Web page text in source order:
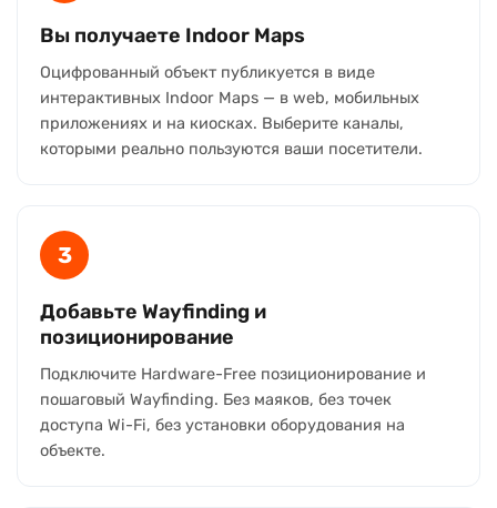
Вы получаете Indoor Maps
Оцифрованный объект публикуется в виде
интерактивных Indoor Maps — в web, мобильных
приложениях и на киосках. Выберите каналы,
которыми реально пользуются ваши посетители.
3
Добавьте Wayfinding и
позиционирование
Подключите Hardware-Free позиционирование и
пошаговый Wayfinding. Без маяков, без точек
доступа Wi-Fi, без установки оборудования на
объекте.